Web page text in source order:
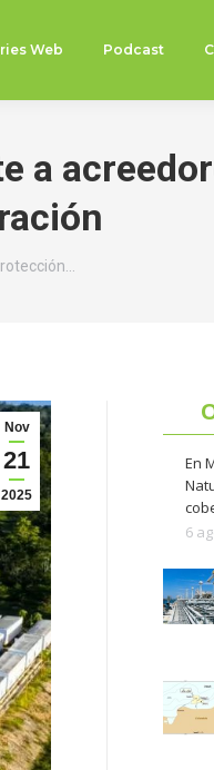
Web Podcast
a
Nov
21
2025
En
6